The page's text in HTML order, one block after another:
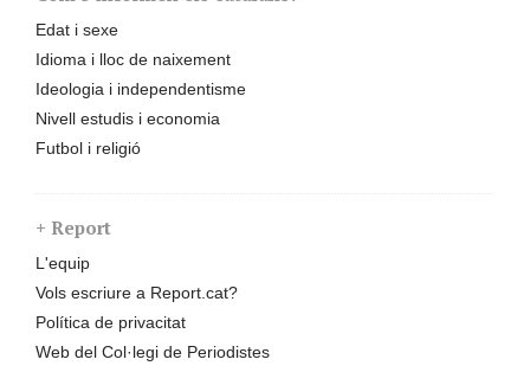
Edat i sexe
Idioma i lloc de naixement
Ideologia i independentisme
Nivell estudis i economia
Futbol i religió
+ Report
L'equip
Vols escriure a Report.cat?
Política de privacitat
Web del Col·legi de Periodistes